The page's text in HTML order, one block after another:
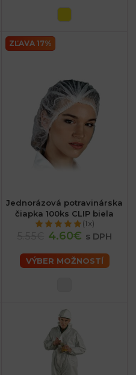
ZĽAVA 17%
Jednorázová potravinárska
čiapka 100ks CLIP biela
(1x)
4.60€ s DPH
VÝBER MOŽNOSTÍ